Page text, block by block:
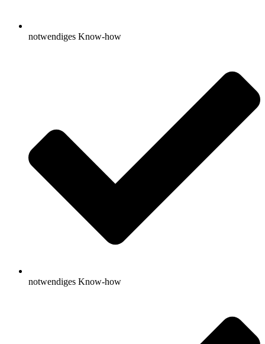
notwendiges Know-how
notwendiges Know-how